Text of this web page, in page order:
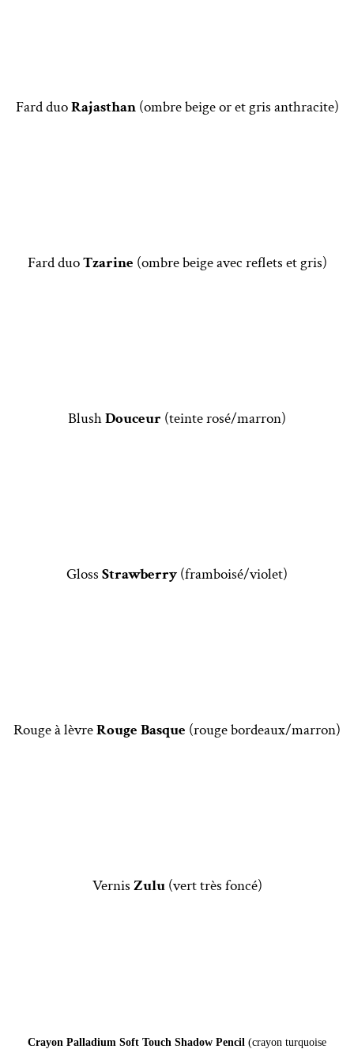
Fard duoRajasthan(ombre beige or et gris anthracite)
Fard duoTzarine (ombre beige avec reflets et gris)
BlushDouceur (teinte rosé/marron)
Gloss Strawberry (framboisé/violet)
Rouge à lèvreRouge Basque (rouge bordeaux/marron)
Vernis Zulu(vert très foncé)
Crayon Palladium Soft Touch Shadow Pencil (crayon turquoise